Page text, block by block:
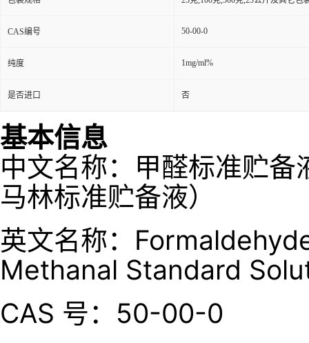
CAS编号 50-00-0
纯度 1mg/ml%
是否进口 否
基本信息
中文名称：甲醛标准贮
马林标准贮备液）
英文名称：
Methanal Standard
CAS 号：50-00-0